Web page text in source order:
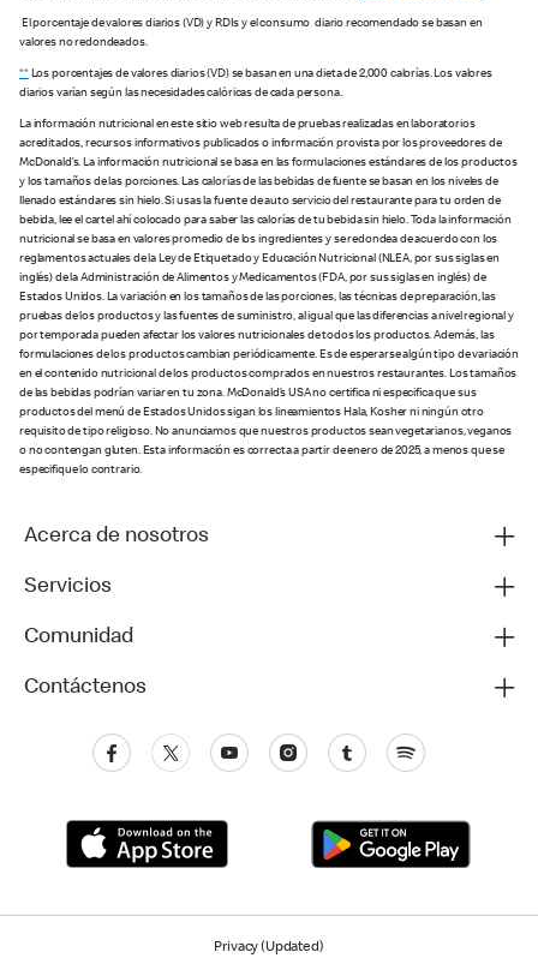
El porcentaje de valores diarios (VD) y RDIs y el consumo diario recomendado se basan en
valores no redondeados.
**Los porcentajes de valores diarios (VD) se basan en una dieta de 2,000 calorías. Los valores
diarios varían según las necesidades calóricas de cada persona.
La información nutricional en este sitio web resulta de pruebas realizadas en laboratorios
acreditados, recursos informativos publicados o información provista por los proveedores de
McDonald’s. La información nutricional se basa en las formulaciones estándares de los productos
y los tamaños de las porciones. Las calorías de las bebidas de fuente se basan en los niveles de
llenado estándares sin hielo. Si usas la fuente de auto servicio del restaurante para tu orden de
bebida, lee el cartel ahí colocado para saber las calorías de tu bebida sin hielo. Toda la información
nutricional se basa en valores promedio de los ingredientes y se redondea de acuerdo con los
reglamentos actuales de la Ley de Etiquetado y Educación Nutricional (NLEA, por sus siglas en
inglés) de la Administración de Alimentos y Medicamentos (FDA, por sus siglas en inglés) de
Estados Unidos. La variación en los tamaños de las porciones, las técnicas de preparación, las
pruebas de los productos y las fuentes de suministro, al igual que las diferencias a nivel regional y
por temporada pueden afectar los valores nutricionales de todos los productos. Además, las
formulaciones de los productos cambian periódicamente. Es de esperarse algún tipo de variación
en el contenido nutricional de los productos comprados en nuestros restaurantes. Los tamaños
de las bebidas podrían variar en tu zona. McDonald’s USA no certifica ni especifica que sus
productos del menú de Estados Unidos sigan los lineamientos Hala, Kosher ni ningún otro
requisito de tipo religioso. No anunciamos que nuestros productos sean vegetarianos, veganos
o no contengan gluten. Esta información es correcta a partir de enero de 2025, a menos que se
especifique lo contrario.
Acerca de nosotros
Servicios
Comunidad
Contáctenos
Privacy (Updated)